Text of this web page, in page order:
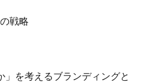
戦略
を考えるブランディングと